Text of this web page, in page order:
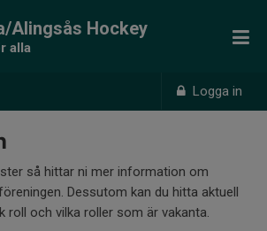
Logga in
Alingsås Hockey
alla
så hittar ni mer information om
Dessutom kan du hitta aktuell
roll och vilka roller som är vakanta.